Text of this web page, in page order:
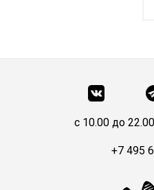
c 10.00 до
+7 495